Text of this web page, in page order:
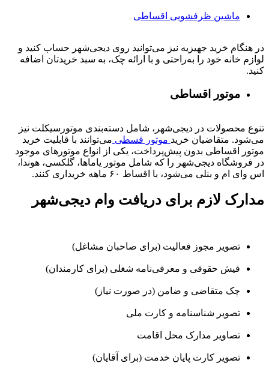
ماشین ظرفشویی اقساطی
در هنگام خرید جهیزیه نیز می‌توانید روی دیجی‌شهر حساب کنید و
لوازم خانه خود را به‌راحتی و با ارائه چک، به سبد خریدتان اضافه
کنید.
موتور اقساطی
تنوع محصولات در دیجی‌شهر، شامل دسته‌بندی موتورسیکلت نیز
می‌شود. متقاضیان خرید موتور قسطی می‌توانند با قابلیت خرید
موتور اقساطی بدون پیش‌پرداخت، یکی از انواع موتورهای موجود
در فروشگاه دیجی‌شهر را که شامل موتور یاماها، گلکسی، هوندا،
اس وای ام و بنلی می‌شود، با اقساط ۶۰ ماهه خریداری کنند.
مدارک لازم برای دریافت وام دیجی‌شهر
تصویر مجوز فعالیت (برای صاحبان مشاغل)
فیش حقوقی و معرفی‌نامه شغلی (برای کارمندان)
چک متقاضی و ضامن (در صورت نیاز)
تصویر شناسنامه و کارت ملی
تصاویر مدارک محل اقامت
تصویر کارت پایان خدمت (برای آقایان)